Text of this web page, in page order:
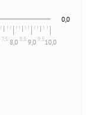
7,5 8,0 8,5 9,0 9,510,0
0,0